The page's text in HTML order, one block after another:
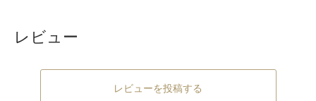
レビュー
レビューを投稿する